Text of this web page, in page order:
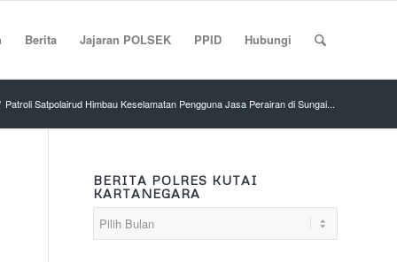
Berita Jajaran POLSEK PPID Hubungi
Patroli Satpolairud Himbau Keselamatan Pengguna Jasa Perairan di Sungai...
BERITA POLRES KUTAI
KARTANEGARA